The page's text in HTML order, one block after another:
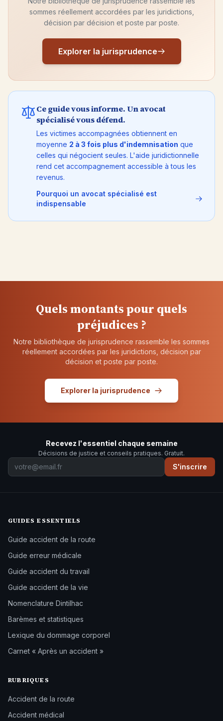
sommes réellement accordées par les juridictions,
décision par décision et poste par poste.
Explorer la jurisprudence
Ce guide vous informe. Un avocat
spécialisé vous défend.
Les victimes accompagnées obtiennent en
moyenne 2 à 3 fois plus d'indemnisation que
celles qui négocient seules. L'aide juridictionnelle
rend cet accompagnement accessible à tous les
revenus.
Pourquoi un avocat spécialisé est
indispensable
Quels montants pour quels
préjudices ?
Notre bibliothèque de jurisprudence rassemble les sommes
réellement accordées par les juridictions, décision par
décision et poste par poste.
Explorer la jurisprudence
Recevez l'essentiel chaque semaine
Décisions de justice et conseils pratiques. Gratuit.
S'inscrire
GUIDES ESSENTIELS
Guide accident de la route
Guide erreur médicale
Guide accident du travail
Guide accident de la vie
Nomenclature Dintilhac
Barèmes et statistiques
Lexique du dommage corporel
Carnet « Après un accident »
RUBRIQUES
Accident de la route
Accident médical